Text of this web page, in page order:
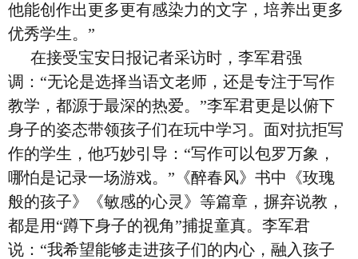
他能创作出更多更有感染力的文字，培养出更多
优秀学生。”
在接受宝安日报记者采访时，李军君强
调：“无论是选择当语文老师，还是专注于写作
教学，都源于最深的热爱。”李军君更是以俯下
身子的姿态带领孩子们在玩中学习。面对抗拒写
作的学生，他巧妙引导：“写作可以包罗万象，
哪怕是记录一场游戏。”《醉春风》书中《玫瑰
般的孩子》《敏感的心灵》等篇章，摒弃说教，
都是用“蹲下身子的视角”捕捉童真。李军君
说：“我希望能够走进孩子们的内心，融入孩子